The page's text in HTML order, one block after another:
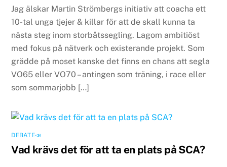
Jag älskar Martin Strömbergs initiativ att coacha ett
10-tal unga tjejer & killar för att de skall kunna ta
nästa steg inom storbåtssegling. Lagom ambitiöst
med fokus på nätverk och existerande projekt. Som
grädde på moset kanske det finns en chans att segla
VO65 eller VO70 – antingen som träning, i race eller
som sommarjobb […]
DEBATE📣
Vad krävs det för att ta en plats på SCA?